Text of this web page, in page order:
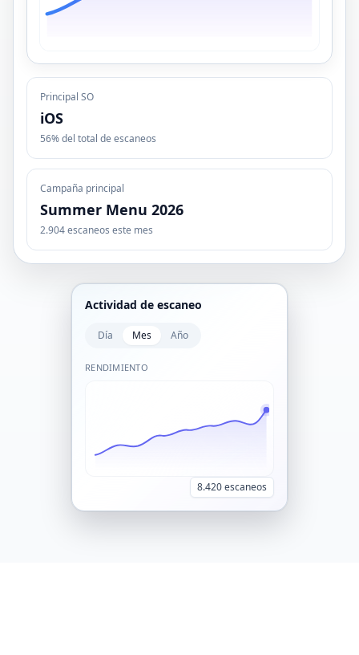
Principal SO
iOS
56% del total de escaneos
Campaña principal
Summer Menu 2026
2.904 escaneos este mes
Actividad de escaneo
Día Mes Año
RENDIMIENTO
8.420 escaneos